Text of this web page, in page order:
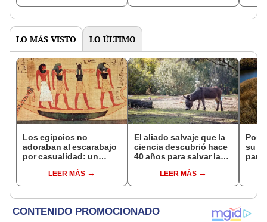
la Patagonia
LO MÁS VISTO LO ÚLTIMO
Los egipcios no
adoraban al escarabajo
por casualidad: un
lo convirtió en un
símbolo sagrado
LEER MÁS
El aliado salvaje que la
ciencia descubrió hace
40 años para salvar la
reintroducción de un
asno salvaje está
vida
LEER MÁS
Por
su
de